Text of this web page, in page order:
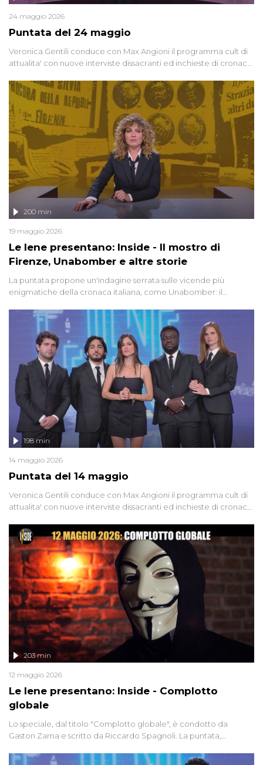
Puntata del 24 maggio
24 maggio 2026
Veronica Gentili conduce con Max Angioni il programma cult di
attualita' con nuove interviste dissacranti ed inchieste di cronaca
Le Iene presentano: Inside - Il mostro di
Firenze, Unabomber e altre storie
200 min
19 maggio 2026
La puntata propone un'indagine serrata sulle vicende più
enigmatiche della cronaca italiana, come Unabomber: il
'90 e il 2000 che, inquietantemente, potrebbe essere ancora in
libertà. Lo speciale affronta inoltre le zone d'ombra sul Mostro di
Firenze, le cui responsabilità appaiono ancora oggi avvolte in un
groviglio di dubbi mai chiariti. Nel corso dello speciale anche
l'intervista inedita a Olindo Romano, realizzata ne...
Puntata del 14 maggio
198 min
14 maggio 2026
Veronica Gentili conduce con Max Angioni il programma cult di
attualita' con nuove interviste dissacranti ed inchieste di cronaca
Le Iene presentano: Inside - Complotto
globale
203 min
12 maggio 2026
Lo speciale, dal titolo "Complotto globale", è condotto da
Gaston Zama e scritto da Riccardo Spagnoli. La puntata,
racconta l'universo delle narrazioni alternative, dei sospetti